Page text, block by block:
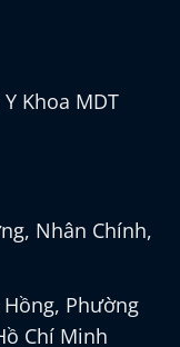
Khoa MDT
Nhân Chính,
Phường
Chí Minh